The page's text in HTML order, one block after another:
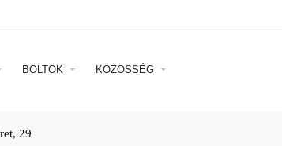
BOLTOK KÖZÖSSÉG
29